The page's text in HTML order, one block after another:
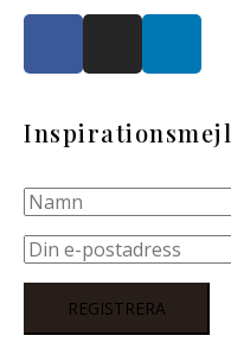
Inspirationsmejl